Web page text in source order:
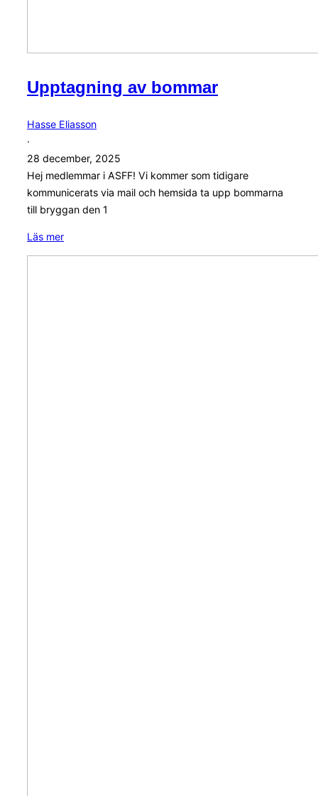
Upptagning av bommar
Hasse Eliasson
·
28 december, 2025
Hej medlemmar i ASFF! Vi kommer som tidigare
kommunicerats via mail och hemsida ta upp bommarna
till bryggan den 1
Läs merUpptagning
av